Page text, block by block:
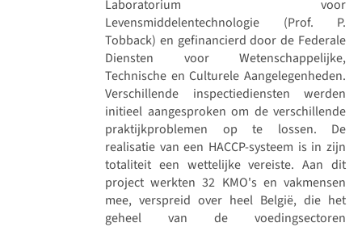
Laboratorium voor
Levensmiddelentechnologie (Prof. P.
Tobback) en gefinancierd door de Federale
Diensten voor Wetenschappelijke,
Technische en Culturele Aangelegenheden.
Verschillende inspectiediensten werden
initieel aangesproken om de verschillende
praktijkproblemen op te lossen. De
realisatie van een HACCP-systeem is in zijn
totaliteit een wettelijke vereiste. Aan dit
project werkten 32 KMO's en vakmensen
mee, verspreid over heel België, die het
geheel van de voedingsectoren